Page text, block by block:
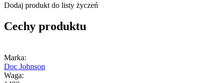
Dodaj produkt do listy życzeń
Cechy produktu
Marka:
Doc Johnson
Waga: